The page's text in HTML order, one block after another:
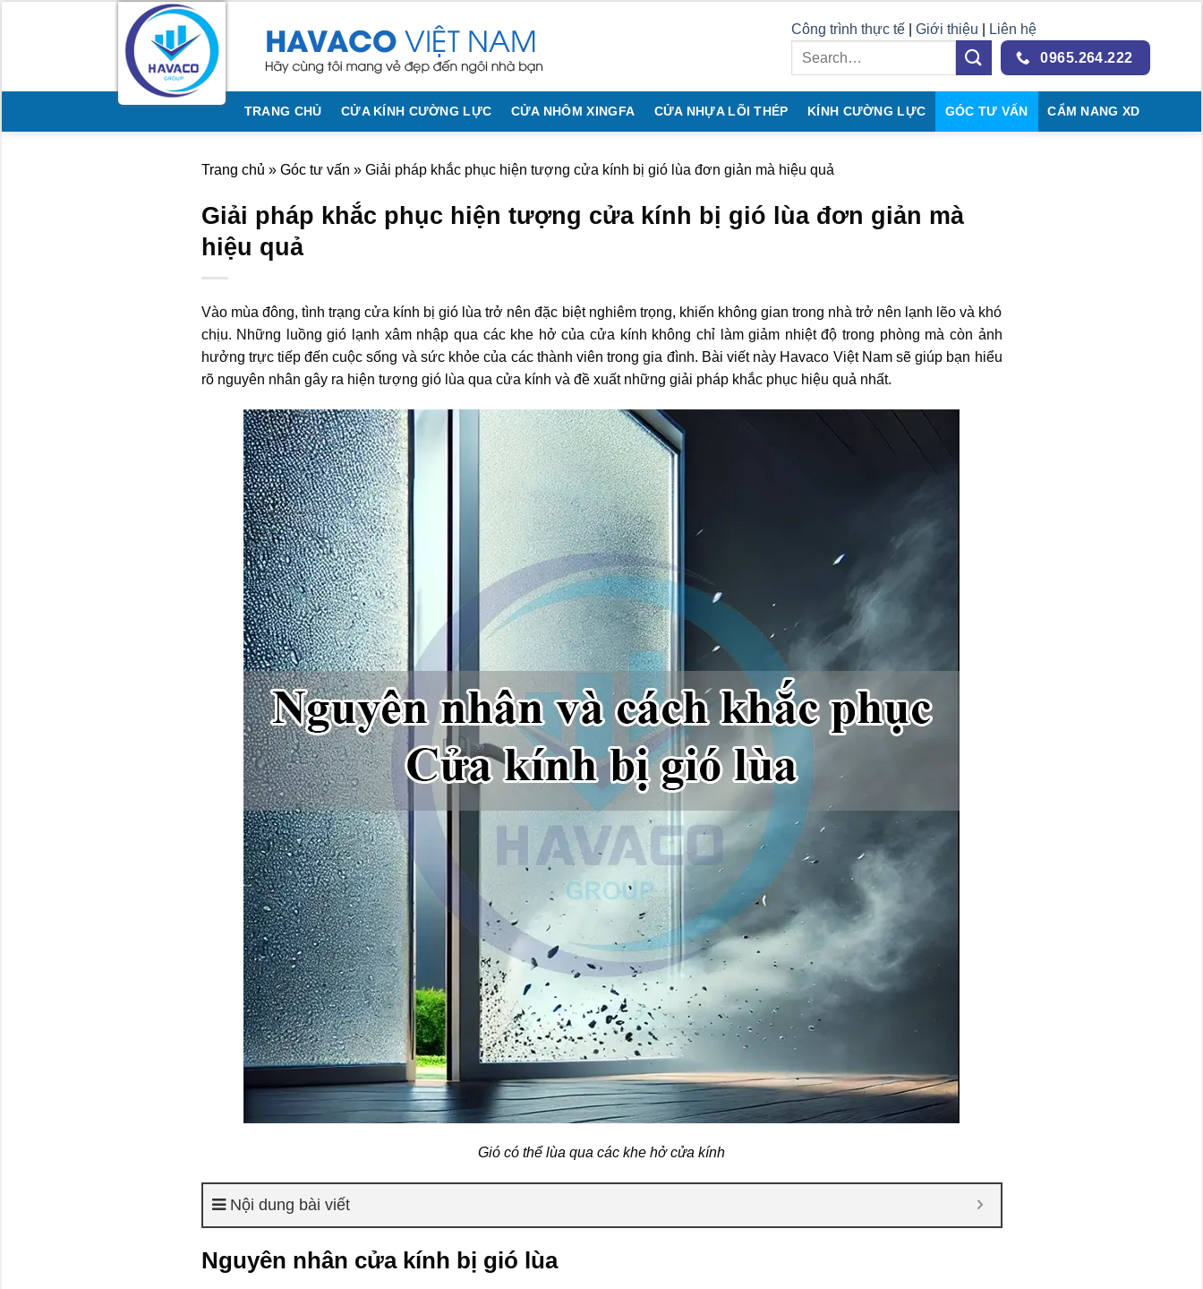
Công trình thực tế| Giới thiệu
Liên hệ
0965.264.222
TRANG CHỦ CỬA KÍNH CƯỜNG LỰC CỬA NHÔM XINGFA CỬA NHỰA LÕI THÉP KÍNH CƯỜNG LỰC GÓC TƯ VẤN CẨM NANG XD
Trang chủ » Góc tư vấn » Giải pháp khắc phục hiện tượng cửa kính bị gió lùa đơn giản mà hiệu quả
Giải pháp khắc phục hiện tượng cửa kính bị gió lùa đơn giản mà
hiệu quả
Vào mùa đông, tình trạng cửa kính bị gió lùa trở nên đặc biệt nghiêm trọng, khiến không gian trong nhà trở nên lạnh lẽo và khó
chịu. Những luồng gió lạnh xâm nhập qua các khe hở của cửa kính không chỉ làm giảm nhiệt độ trong phòng mà còn ảnh
hưởng trực tiếp đến cuộc sống và sức khỏe của các thành viên trong gia đình. Bài viết này Havaco Việt Nam sẽ giúp bạn hiểu
rõ nguyên nhân gây ra hiện tượng gió lùa qua cửa kính và đề xuất những giải pháp khắc phục hiệu quả nhất.
Gió có thể lùa qua các khe hở cửa kính
Nội dung bài viết
Nguyên nhân cửa kính bị gió lùa